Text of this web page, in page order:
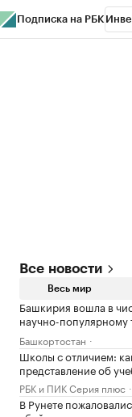
Подписка на РБК
Все новости
Весь мир
Башкирия вошла в
научно-популярному
Башкортостан
Школы с отличием:
представление об
РБК и ПИК Серия плюс
В Рунете